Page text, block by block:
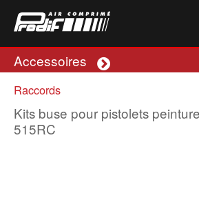
Accessoires Plus
Raccords
Kits buse pour pistolets
515RC